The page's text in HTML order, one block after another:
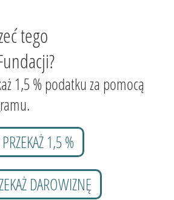
tego
1,5 % podatku za pomocą
PRZEKAŻ 1,5 %
DAROWIZNĘ